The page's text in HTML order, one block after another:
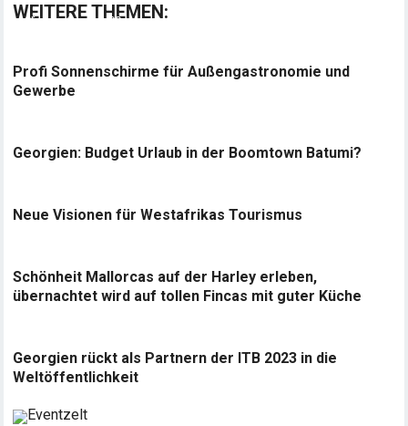
WEITERE THEMEN:
Profi Sonnenschirme für Außengastronomie und
Gewerbe
Georgien: Budget Urlaub in der Boomtown Batumi?
Neue Visionen für Westafrikas Tourismus
Schönheit Mallorcas auf der Harley erleben,
übernachtet wird auf tollen Fincas mit guter Küche
Georgien rückt als Partnern der ITB 2023 in die
Weltöffentlichkeit